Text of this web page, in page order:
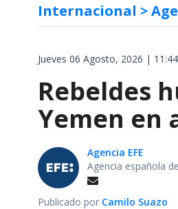
Internacional >
Jueves 06 Agosto, 2026 | 11:44
Rebeldes
Yemen en
Agencia EFE
Agencia española
Publicado por Camilo Suazo